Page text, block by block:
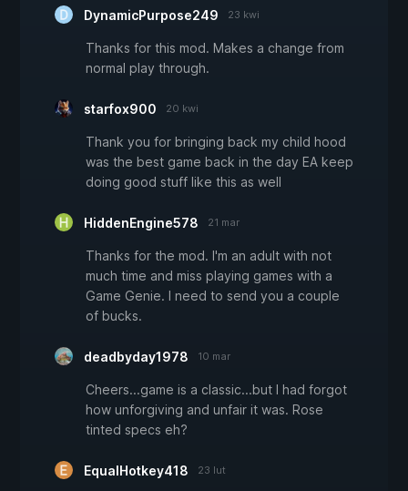
DynamicPurpose249 23 kwi
Thanks for this mod. Makes a change from
normal play through.
starfox900 20 kwi
Thank you for bringing back my child hood
was the best game back in the day EA keep
doing good stuff like this as well
HiddenEngine578 21 mar
Thanks for the mod. I'm an adult with not
much time and miss playing games with a
Game Genie. I need to send you a couple
of bucks.
deadbyday1978 10 mar
Cheers...game is a classic...but I had forgot
how unforgiving and unfair it was. Rose
tinted specs eh?
EqualHotkey418 23 lut